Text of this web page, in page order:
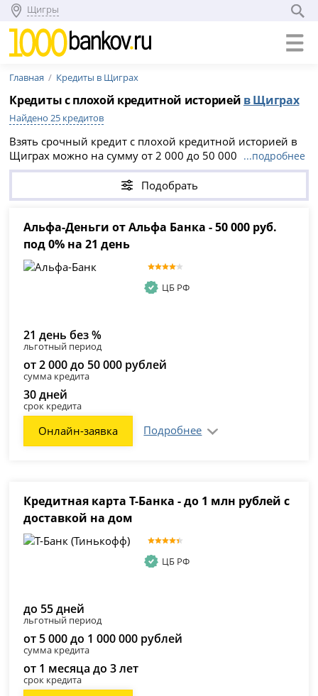
Щигры
Главная Кредиты в Щиграх
Кредиты с плохой кредитной историей в Щиграх
Найдено 25 кредитов
Взять срочный кредит с плохой кредитной историей в
Щиграх можно на сумму от 2 000 до 50 000 000 рублей,
на срок до 30 лет. На странице доступны предложения
банков и МФО с ПСК от 13.883% до 61.999% годовых.
Изучите условия, сравните ставку, срок и сумму, затем
...подробнее
Подобрать
Альфа-Деньги от Альфа Банка - 50 000 руб.
под 0% на 21 день
ЦБ РФ
21 день без %
льготный период
от 2 000 до 50 000 рублей
сумма кредита
30 дней
срок кредита
Онлайн-заявка Подробнее
Кредитная карта Т-Банка - до 1 млн рублей с
доставкой на дом
ЦБ РФ
до 55 дней
льготный период
от 5 000 до 1 000 000 рублей
сумма кредита
от 1 месяца до 3 лет
срок кредита